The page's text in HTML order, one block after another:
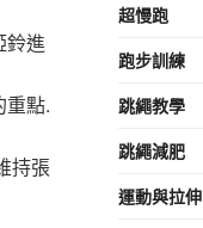
鈴進
重點.
持張
超慢跑
跑步訓練
跳繩教學
跳繩減肥
運動與拉伸